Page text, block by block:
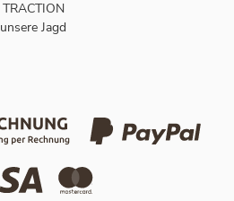
TRACTION
unsere Jagd